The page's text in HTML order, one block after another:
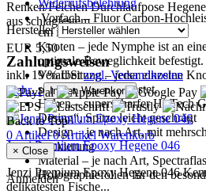
Vorfach – Fluor Carbon-
cm in 0,18 mm.
Knoten – jede Nymphe ist an
optimale Beweglichkeit befestigt.
Verarbeitung – jeder einzelne
seine Festigkeit getestet.
Haken – superscharfer Hi-Tech
Desing“, Spitze leicht geschrägt
Design – je nach Art, mit
Lackierung
Material – je nach Art,
Holographiefolien für den
Renken/Felchen Durchlaufpose
aus schlagfestem...
EUR 5,50
inkl. 19 % UStzzgl. Versandkosten
mehr... In den Warenkorb
Jenzi Premium Epoxy Hegene 046
Jenzi Premium Epoxy Hegene 046
delikatesten Fische...
Widerrufsbelehrung
Hersteller
Zahlungsweisen
Back to Top
0 Artikel0 ArtikelWarenkorb
× Close
Anmelden